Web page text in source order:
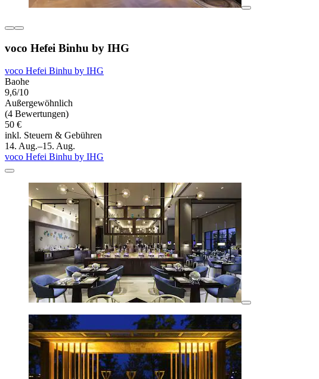
voco Hefei Binhu by IHG
voco Hefei Binhu by IHG
Baohe
9,6/10
Außergewöhnlich
(4 Bewertungen)
50 €
inkl. Steuern & Gebühren
14. Aug.–15. Aug.
voco Hefei Binhu by IHG